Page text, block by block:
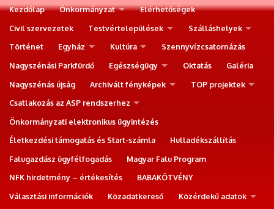
Kezdőlap Önkormányzat
Elérhetőségek
Civil szervezetek
Testvértelepülések
Szálláshelyek
Történet
Egyház Kultúra
Szennyvízcsatornázás
Nagyszénási Parkfürdő
Egészségügy Oktatás
Galéria
Nagyszénás újság
Archivált fényképek
TOP projektek
Csatlakozás az ASP rendszerhez
Önkormányzati elektronikus ügyintézés
Életkezdési támogatás és Start-számla
Hulladékszállítás
Falugazdász ügyfélfogadás
Magyar Falu Program
NFK hirdetmény – értékesítés
BABAKÖTVÉNY
Választási információk
Közadatkereső
Közérdekű adatok